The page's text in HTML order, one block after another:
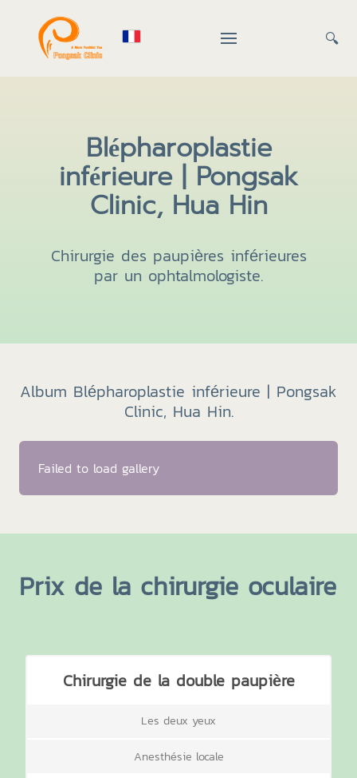
🔍
Blépharoplastie
inférieure | Pongsak
Clinic, Hua Hin
Chirurgie des paupières inférieures
par un ophtalmologiste.
Album Blépharoplastie inférieure | Pongsak
Clinic, Hua Hin.
Failed to load gallery
Prix de la chirurgie oculaire
Chirurgie de la double paupière
Les deux yeux
Anesthésie locale